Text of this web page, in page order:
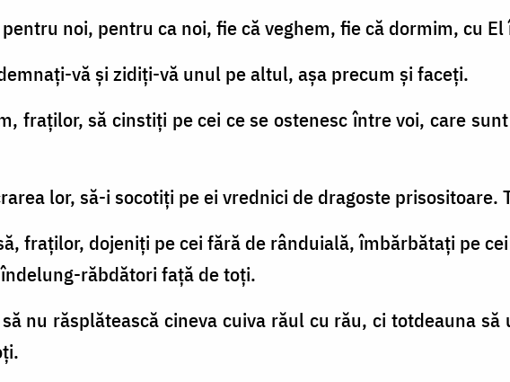
noi, pentru ca noi, fie că veghem, fie că dormim, cu
vă şi zidiţi-vă unul pe altul, aşa precum şi faceţi.
fraţilor, să cinstiţi pe cei ce se ostenesc între voi, care
lor, să-i socotiţi pe ei vrednici de dragoste prisositoare.
fraţilor, dojeniţi pe cei fără de rânduială, îmbărbătaţi pe
răbdători faţă de toţi.
nu răsplătească cineva cuiva răul cu rău, ci totdeauna